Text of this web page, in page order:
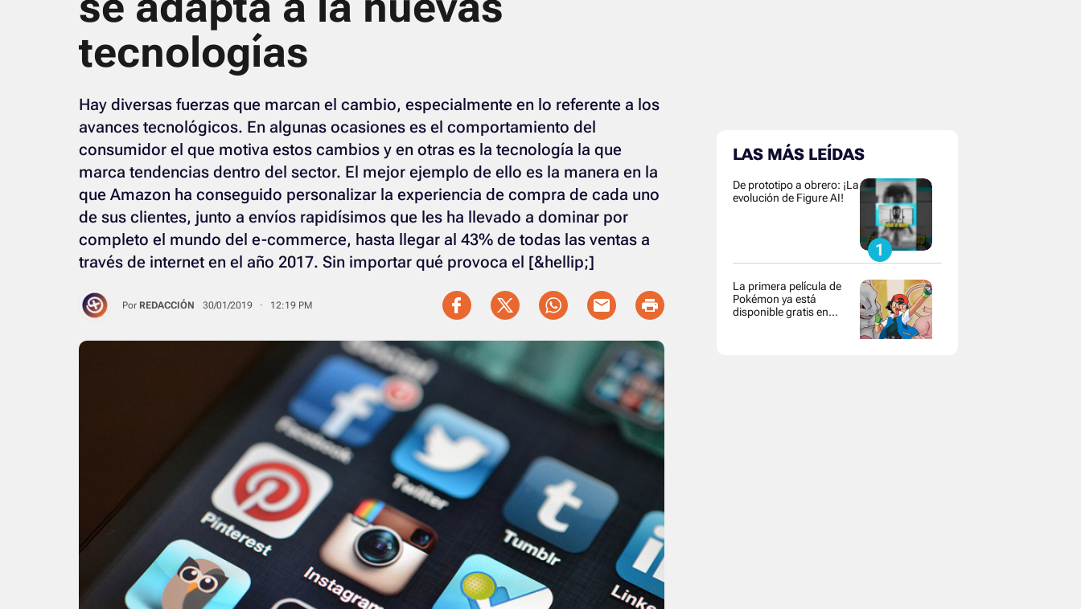
tecnologías
Hay diversas fuerzas que marcan el cambio, especialmente en lo referente a los
avances tecnológicos. En algunas ocasiones es el comportamiento del
consumidor el que motiva estos cambios y en otras es la tecnología la que
marca tendencias dentro del sector. El mejor ejemplo de ello es la manera en la
que Amazon ha conseguido personalizar la experiencia de compra de cada uno
de sus clientes, junto a envíos rapidísimos que les ha llevado a dominar por
completo el mundo del e-commerce, hasta llegar al 43% de todas las ventas a
través de internet en el año 2017. Sin importar qué provoca el [&hellip;]
Por REDACCIÓN 30/01/2019 · 12:19 PM
LAS MÁS LEÍDAS
De prototipo a obrero: ¡La
evolución de Figure AI!
La primera película de
Pokémon ya está
disponible gratis en